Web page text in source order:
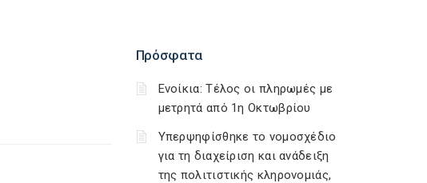
Πρόσφατα
Ενοίκια: Τέλος οι πληρωμές με
μετρητά από 1η Οκτωβρίου
Υπερψηφίσθηκε το νομοσχέδιο
για τη διαχείριση και ανάδειξη
της πολιτιστικής κληρονομιάς,